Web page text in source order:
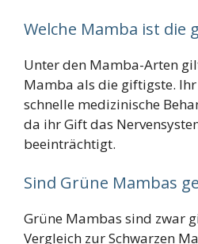
Welche Mamba ist die
Unter den Mamba-Arten
Mamba als die giftigste.
schnelle medizinische
da ihr Gift das
beeinträchtigt.
Sind Grüne Mambas
Grüne Mambas sind zwar
Vergleich zur Schwarzen